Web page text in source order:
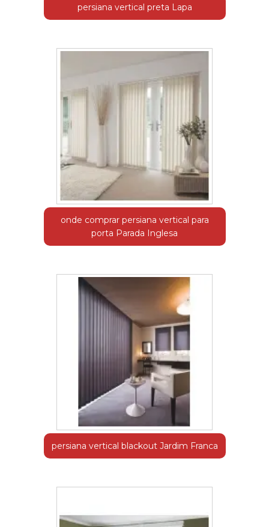
persiana vertical preta Lapa
onde comprar persiana vertical para
porta Parada Inglesa
persiana vertical blackout Jardim Franca